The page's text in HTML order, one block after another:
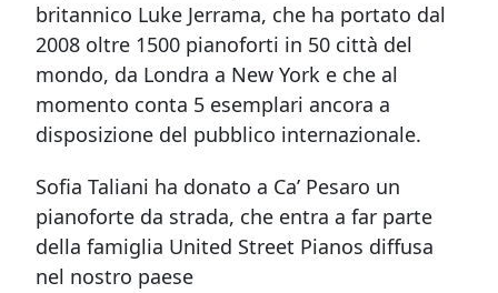
britannico Luke Jerrama, che ha portato dal
2008 oltre 1500 pianoforti in 50 città del
mondo, da Londra a New York e che al
momento conta 5 esemplari ancora a
disposizione del pubblico internazionale.
Sofia Taliani ha donato a Ca’ Pesaro un
pianoforte da strada, che entra a far parte
della famiglia United Street Pianos diffusa
nel nostro paese